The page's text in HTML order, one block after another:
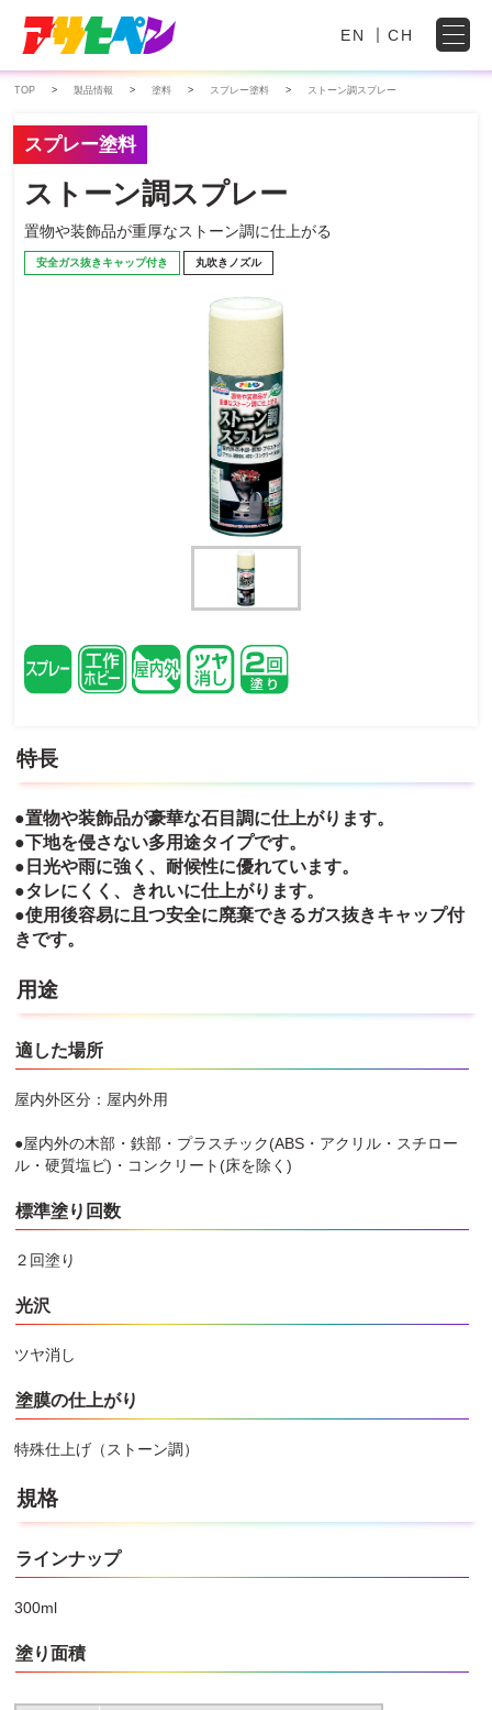
EN CH
TOP 製品情報 塗料 スプレー塗料 ストーン調スプレー
スプレー塗料
ストーン調スプレー
置物や装飾品が重厚なストーン調に仕上がる
安全ガス抜きキャップ付き 丸吹きノズル
特長
●置物や装飾品が豪華な石目調に仕上がります。
●下地を侵さない多用途タイプです。
●日光や雨に強く、耐候性に優れています。
●タレにくく、きれいに仕上がります。
●使用後容易に且つ安全に廃棄できるガス抜きキャップ付
きです。
用途
適した場所
屋内外区分：屋内外用
●屋内外の木部・鉄部・プラスチック(ABS・アクリル・スチロー
ル・硬質塩ビ)・コンクリート(床を除く)
標準塗り回数
２回塗り
光沢
ツヤ消し
塗膜の仕上がり
特殊仕上げ（ストーン調）
規格
ラインナップ
300ml
塗り面積